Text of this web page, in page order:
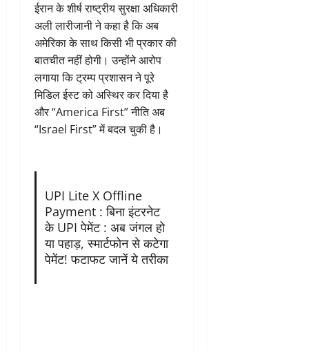
ईरान के शीर्ष राष्ट्रीय सुरक्षा अधिकारी
अली लारीजानी ने कहा है कि अब
अमेरिका के साथ किसी भी प्रकार की
बातचीत नहीं होगी। उन्होंने आरोप
लगाया कि ट्रम्प प्रशासन ने पूरे
मिडिल ईस्ट को अस्थिर कर दिया है
और “America First” नीति अब
“Israel First” में बदल चुकी है।
UPI Lite X Offline
Payment : बिना इंटरनेट
के UPI पेमेंट : अब जंगल हो
या पहाड़, स्मार्टफोन से कटेगा
पेमेंट! फटाफट जानें ये तरीका